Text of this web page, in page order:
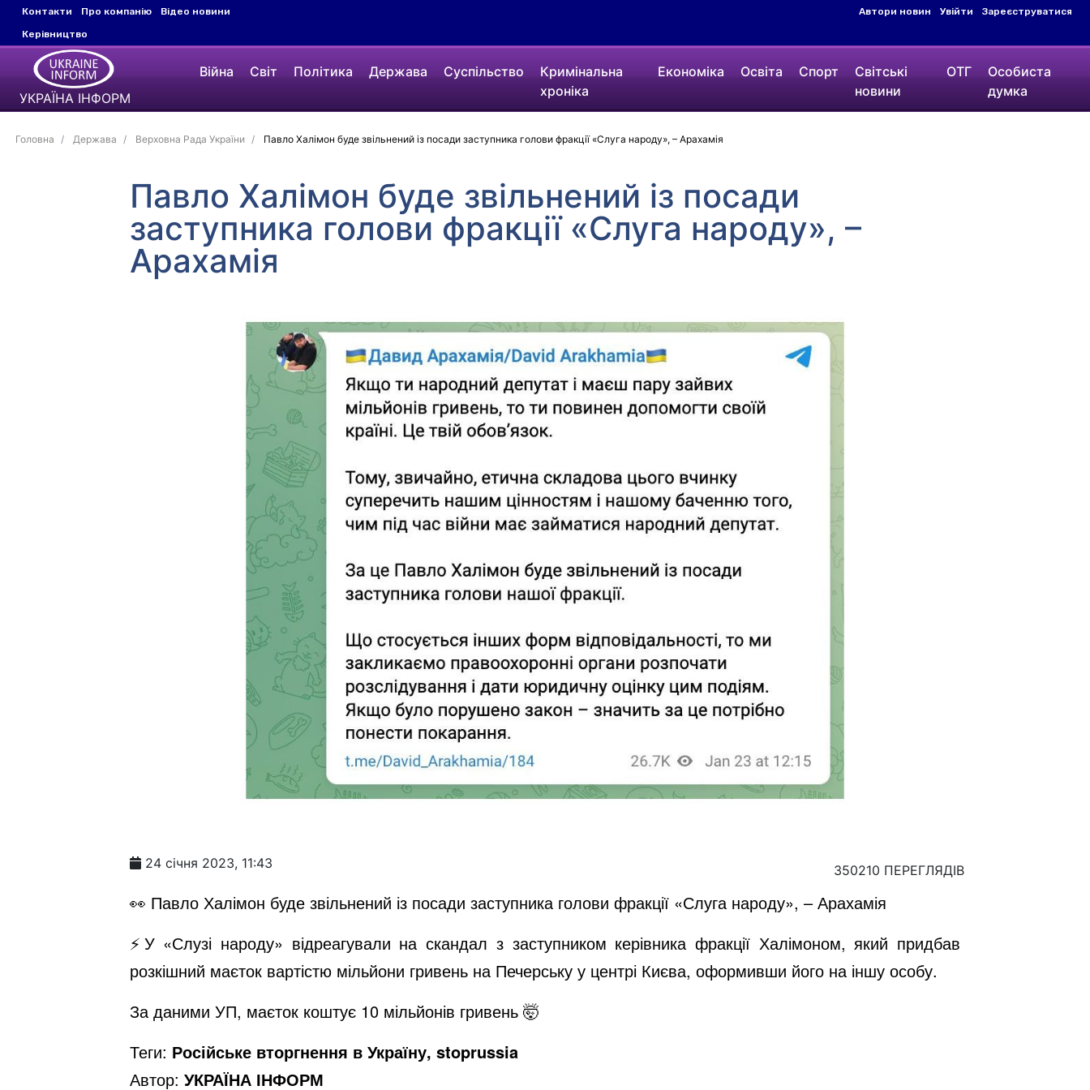
Контакти Про компанію
Відео новини
Керівництво
Автори новин Увійти Зареєструватися
УКРАЇНА ІНФОРМ
Війна Світ Політика Держава Суспільство
Кримінальна
хроніка
Економіка Освіта Спорт
Світські
новини
ОТГ
Особиста
думка
Головна Держава Верховна Рада України Павло Халімон буде звільнений із посади заступника голови фракції «Слуга народу», – Арахамія
Павло Халімон буде звільнений із посади
заступника голови фракції «Слуга народу», –
Арахамія
24 січня 2023, 11:43 350210 ПЕРЕГЛЯДІВ
👀 Павло Халімон буде звільнений із посади заступника голови фракції «Слуга народу», – Арахамія
⚡️У «Слузі народу» відреагували на скандал з заступником керівника фракції Халімоном, який придбав
розкішний маєток вартістю мільйони гривень на Печерську у центрі Києва, оформивши його на іншу особу.
За даними УП, маєток коштує 10 мільйонів гривень 🤯
Теги: Російське вторгнення в Україну, stoprussia
Автор: УКРАЇНА ІНФОРМ